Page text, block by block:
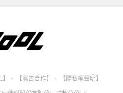
、 【廣告合作】 、
【隱私權聲明】